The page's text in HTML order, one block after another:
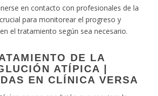
en contacto con profesionales de la
para monitorear el progreso y
el tratamiento según sea necesario.
DE LA
ATÍPICA |
EN CLÍNICA VERSA